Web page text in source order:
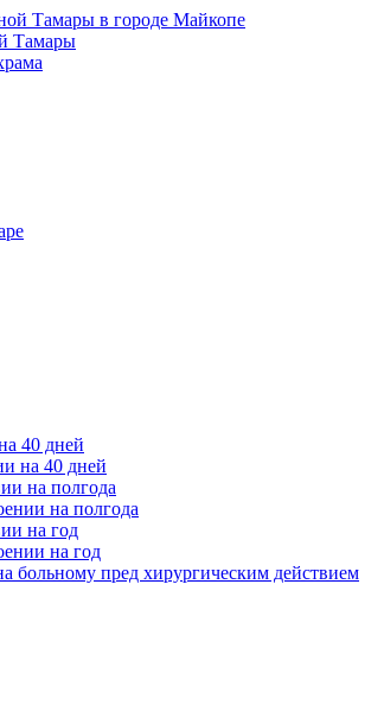
Тамары
40 дней
на 40 дней
на полгода
на полгода
на год
на год
больному пред хирургическим действием